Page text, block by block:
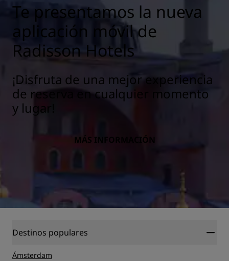
Te presentamos la nueva
aplicación móvil de
Radisson Hotels
¡Disfruta de una mejor experiencia
de reserva en cualquier momento
y lugar!
MÁS INFORMACIÓN
Destinos populares
Ámsterdam